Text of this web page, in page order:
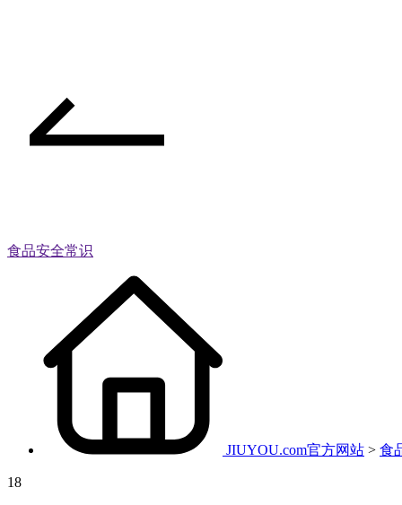
食品安全常识
JIUYOU.com官方网站 > 食
18